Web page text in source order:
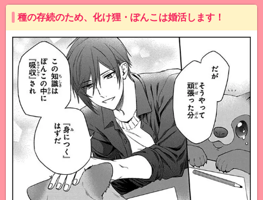
種の存続のため、化け狸・ぽんこは婚活します！